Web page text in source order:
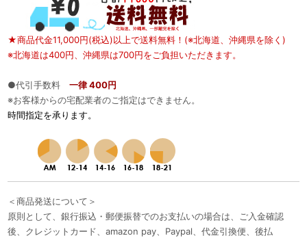
★商品代金11,000円(税込)以上で送料無料！(※北海道、沖縄県を除く)
※北海道は400円、沖縄県は700円をご負担いただきます。
●代引手数料 一律 400円
※お客様からの宅配業者のご指定はできません。
時間指定を承ります。
＜商品発送について＞
原則として、銀行振込・郵便振替でのお支払いの場合は、ご入金確認
後、クレジットカード、amazon pay、Paypal、代金引換便、後払